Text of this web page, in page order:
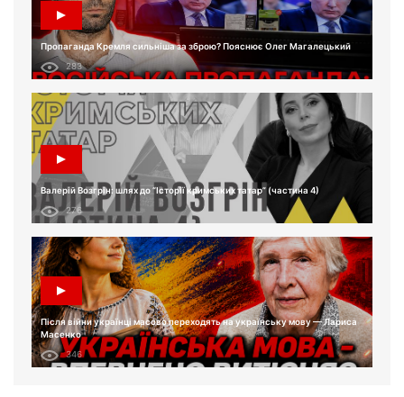
Пропаганда Кремля сильніша за зброю? Пояснює Олег Магалецький
283
Валерій Возгрін: шлях до “Історії кримських татар” (частина 4)
276
Після війни українці масово переходять на українську мову — Лариса
Масенко
346